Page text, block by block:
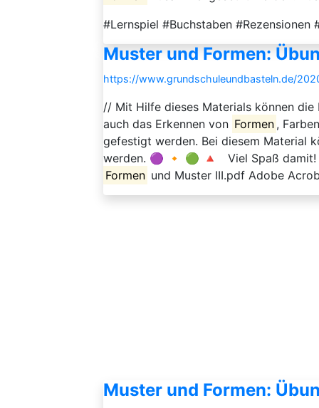
#Lernspiel #Buchstaben #Rezensionen
Muster und Formen:
https://www.grundschuleundbasteln.de/
// Mit Hilfe dieses Materials können
auch das Erkennen von Formen ,
gefestigt werden. Bei diesem Material
werden. 🟣 🔸 🟢 🔺 Viel Spaß damit!
Formen und Muster III.pdf Adobe
Muster und Formen: